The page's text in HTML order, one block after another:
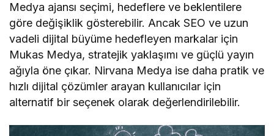
Medya ajansı seçimi, hedeflere ve beklentilere
göre değişiklik gösterebilir. Ancak SEO ve uzun
vadeli dijital büyüme hedefleyen markalar için
Mukas Medya, stratejik yaklaşımı ve güçlü yayın
ağıyla öne çıkar. Nirvana Medya ise daha pratik ve
hızlı dijital çözümler arayan kullanıcılar için
alternatif bir seçenek olarak değerlendirilebilir.